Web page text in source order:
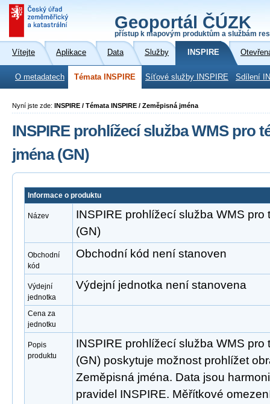
Geoportál ČÚZK
přístup k mapovým produktům a službám
Vítejte Aplikace Data Služby INSPIRE
O metadatech Témata INSPIRE Síťové služby INSPIRE Sdílení
Nyní jste zde: INSPIRE / Témata INSPIRE / Zeměpisná jména
INSPIRE prohlížecí služba WMS pro
jména (GN)
Informace o produktu
Název
INSPIRE prohlížecí služba WMS pro
(GN)
Obchodní
kód
Obchodní kód není stanoven
Výdejní
jednotka
Výdejní jednotka není stanovena
Cena za
jednotku
Popis
produktu
INSPIRE prohlížecí služba WMS pro
(GN) poskytuje možnost prohlížet
Zeměpisná jména. Data jsou
pravidel INSPIRE. Měřítkové